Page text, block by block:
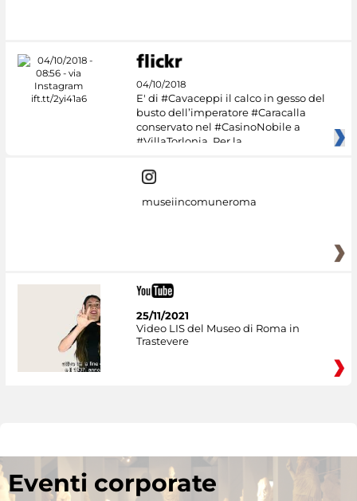
04/10/2018
E' di #Cavaceppi il calco in gesso del
busto dell’imperatore #Caracalla
conservato nel #CasinoNobile a
#VillaTorlonia. Per la
museiincomuneroma
25/11/2021
Video LIS del Museo di Roma in
Trastevere
Eventi corporate